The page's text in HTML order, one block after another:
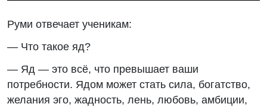
Руми отвечает ученикам:
— Что такое яд?
— Яд — это всё, что превышает ваши
потребности. Ядом может стать сила, богатство,
желания эго, жадность, лень, любовь, амбиции,